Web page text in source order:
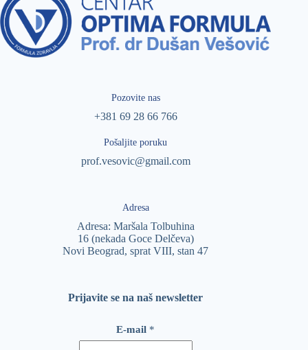
Pozovite nas
+381 69 28 66 766
Pošaljite poruku
prof.vesovic@gmail.com
Adresa
Adresa: Maršala Tolbuhina
16 (nekada Goce Delčeva)
Novi Beograd, sprat VIII, stan 47
Prijavite se na naš newsletter
-
m
E-mail *